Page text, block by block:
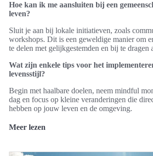
Hoe kan ik me aansluiten bij een
leven?
Sluit je aan bij lokale initiatieven, zoals
workshops. Dit is een geweldige manier om
te delen met gelijkgestemden en bij te dragen
Wat zijn enkele tips voor het
levensstijl?
Begin met haalbare doelen, neem mindful
dag en focus op kleine veranderingen die
hebben op jouw leven en de omgeving.
Meer lezen